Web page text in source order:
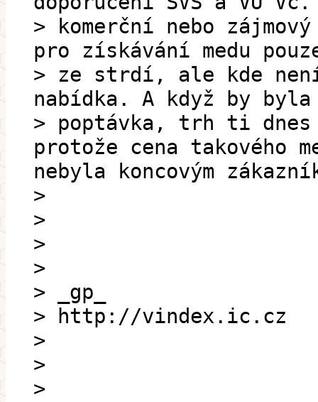
> komerční nebo
pro získávání medu
> ze strdí, ale kde
nabídka. A když by byla
> poptávka, trh ti dnes
protože cena takového
nebyla koncovým
>
>
>
>
> _gp_
> http://vindex.ic.cz
>
>
>